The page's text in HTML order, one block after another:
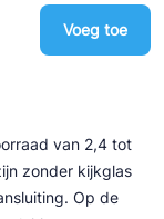
Voeg toe
van 2,4 tot
zonder kijkglas
Op de